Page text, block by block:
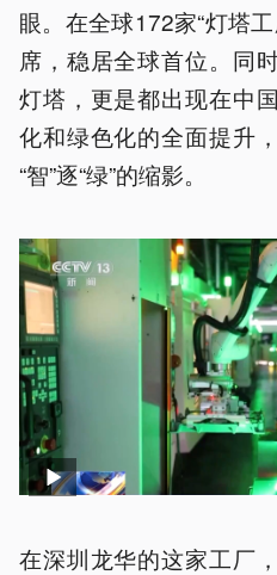
眼。在全球172家“灯塔
席，稳居全球首位。同
灯塔，更是都出现在中
化和绿色化的全面提升
“智”逐“绿”的缩影。
在深圳龙华的这家工厂